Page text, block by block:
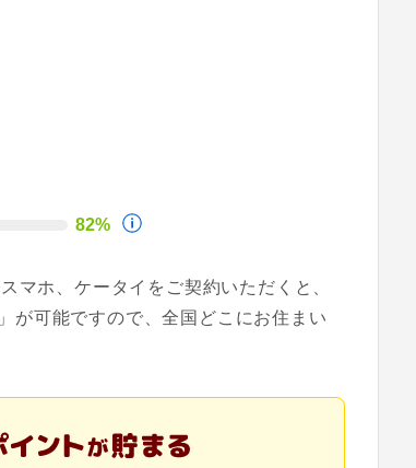
82%
マホ、ケータイをご契約いただくと、
が可能ですので、全国どこにお住まい